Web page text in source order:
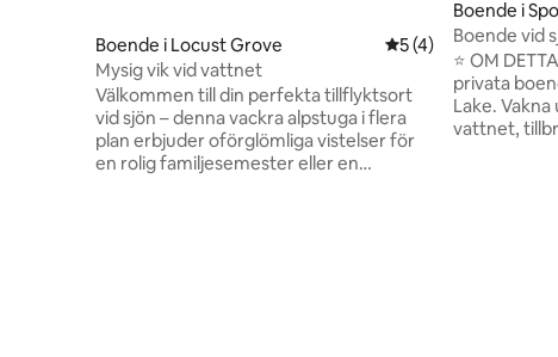
Boende i Locust Grove 5 av 5 i
5 (4)
Mysig vik vid vattnet
Välkommen till din perfekta tillflyktsort
vid sjön – denna vackra alpstuga i flera
plan erbjuder oförglömliga vistelser för
en rolig familjesemester eller en
Boende i
use
Boende vid
⭐ OM
privata
Lake.
vattnet,